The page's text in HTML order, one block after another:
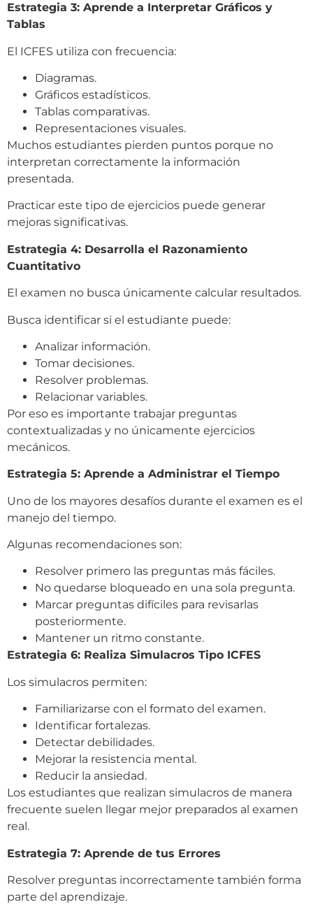
Estrategia 3: Aprende a Interpretar Gráficos y
Tablas
El ICFES utiliza con frecuencia:
Diagramas.
Gráficos estadísticos.
Tablas comparativas.
Representaciones visuales.
Muchos estudiantes pierden puntos porque no
interpretan correctamente la información
presentada.
Practicar este tipo de ejercicios puede generar
mejoras significativas.
Estrategia 4: Desarrolla el Razonamiento
Cuantitativo
El examen no busca únicamente calcular resultados.
Busca identificar si el estudiante puede:
Analizar información.
Tomar decisiones.
Resolver problemas.
Relacionar variables.
Por eso es importante trabajar preguntas
contextualizadas y no únicamente ejercicios
mecánicos.
Estrategia 5: Aprende a Administrar el Tiempo
Uno de los mayores desafíos durante el examen es el
manejo del tiempo.
Algunas recomendaciones son:
Resolver primero las preguntas más fáciles.
No quedarse bloqueado en una sola pregunta.
Marcar preguntas difíciles para revisarlas
posteriormente.
Mantener un ritmo constante.
Estrategia 6: Realiza Simulacros Tipo ICFES
Los simulacros permiten:
Familiarizarse con el formato del examen.
Identificar fortalezas.
Detectar debilidades.
Mejorar la resistencia mental.
Reducir la ansiedad.
Los estudiantes que realizan simulacros de manera
frecuente suelen llegar mejor preparados al examen
real.
Estrategia 7: Aprende de tus Errores
Resolver preguntas incorrectamente también forma
parte del aprendizaje.